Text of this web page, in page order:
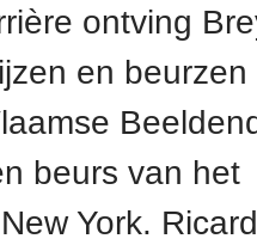
ontving
en beurzen
beurs van het
York.